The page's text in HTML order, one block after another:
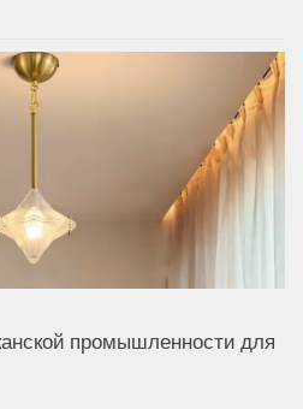
промышленности для